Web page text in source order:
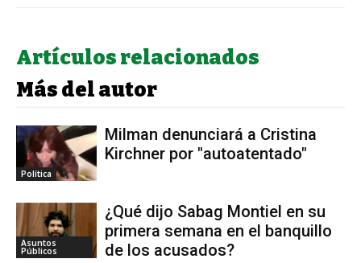
Artículos relacionados
Más del autor
Política
Milman denunciará a Cristina
Kirchner por "autoatentado"
Asuntos
Públicos
¿Qué dijo Sabag Montiel en su
primera semana en el banquillo
de los acusados?